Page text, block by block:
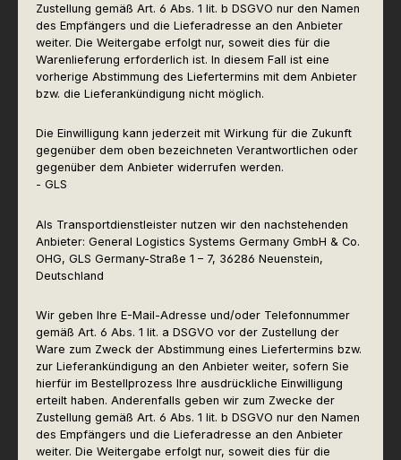
Zustellung gemäß Art. 6 Abs. 1 lit. b DSGVO nur den Namen
des Empfängers und die Lieferadresse an den Anbieter
weiter. Die Weitergabe erfolgt nur, soweit dies für die
Warenlieferung erforderlich ist. In diesem Fall ist eine
vorherige Abstimmung des Liefertermins mit dem Anbieter
bzw. die Lieferankündigung nicht möglich.
Die Einwilligung kann jederzeit mit Wirkung für die Zukunft
gegenüber dem oben bezeichneten Verantwortlichen oder
gegenüber dem Anbieter widerrufen werden.
- GLS
Als Transportdienstleister nutzen wir den nachstehenden
Anbieter: General Logistics Systems Germany GmbH & Co.
OHG, GLS Germany-Straße 1 – 7, 36286 Neuenstein,
Deutschland
Wir geben Ihre E-Mail-Adresse und/oder Telefonnummer
gemäß Art. 6 Abs. 1 lit. a DSGVO vor der Zustellung der
Ware zum Zweck der Abstimmung eines Liefertermins bzw.
zur Lieferankündigung an den Anbieter weiter, sofern Sie
hierfür im Bestellprozess Ihre ausdrückliche Einwilligung
erteilt haben. Anderenfalls geben wir zum Zwecke der
Zustellung gemäß Art. 6 Abs. 1 lit. b DSGVO nur den Namen
des Empfängers und die Lieferadresse an den Anbieter
weiter. Die Weitergabe erfolgt nur, soweit dies für die